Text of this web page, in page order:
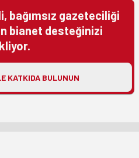
bağımsız gazeteciliği
bianet desteğinizi
KATKIDA BULUNUN